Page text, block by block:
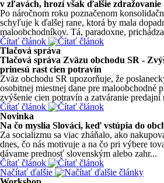
v zľavách, hrozí však ďalšie zdražovanie
Po náročnom roku poznačenom
schyľuje k ďalšej rane, ktorá by mala
maloobchodníkov. Tá, paradoxne,
Čítať článok
Tlačová správa
Tlačová správa Zväzu obchodu SR -
prinesú rast cien potravín
Zväz obchodu SR upozorňuje, že
osobitnej miestnej dane pre maloobchodné
zvýšenie cien potravín a zatváranie predajní
Čítať článok
Novinka
Na čo myslia Slováci, keď vstúpia do
Za socializmu sa viac zháňalo, ako
dnes, čo nás motivuje a na čo pri výbere
dávame prednosť slovenským alebo zahr...
Čítať článok
Načítať ďalšie